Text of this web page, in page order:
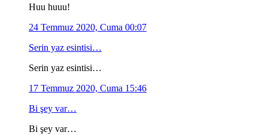
Huu huuu!
24 Temmuz 2020, Cuma 00:07
Serin yaz esintisi…
Serin yaz esintisi…
17 Temmuz 2020, Cuma 15:46
Bi şey var…
Bi şey var…